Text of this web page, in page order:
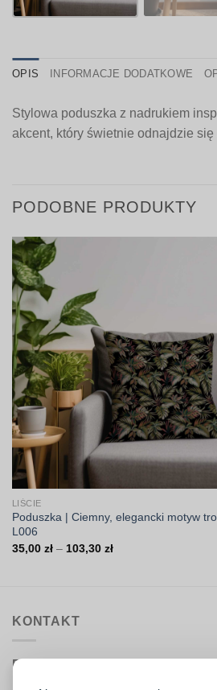
OPIS INFORMACJE DODATKOWE
Stylowa poduszka z nadrukiem
akcent, który świetnie odnajdzie
PODOBNE PRODUKTY
LIŚCIE
Poduszka | Ciemny, elegancki motyw
L006
35,00 zł – 103,30 złZakres
KONTAKT
Biuro obsługi: